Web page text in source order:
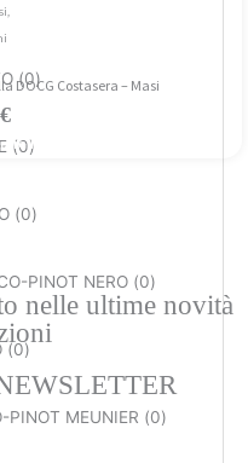
(0)
(0)
(0)
PINOT NERO (0)
(0)
PINOT MEUNIER (0)
,
DOCG Costasera – Masi
€
nelle ultime novità